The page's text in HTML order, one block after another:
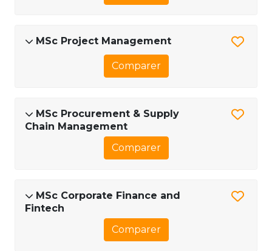
MSc Project Management
Comparer
MSc Procurement & Supply
Chain Management
Comparer
MSc Corporate Finance and
Fintech
Comparer